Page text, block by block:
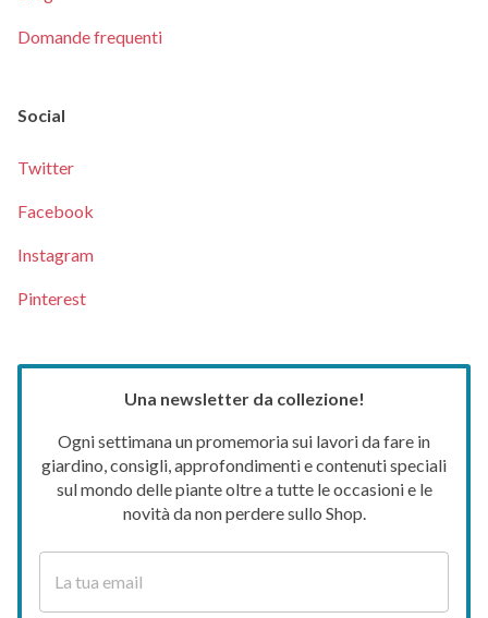
Domande frequenti
Social
Twitter
Facebook
Instagram
Pinterest
Una newsletter da collezione!
Ogni settimana un promemoria sui lavori da fare in
giardino, consigli, approfondimenti e contenuti speciali
sul mondo delle piante oltre a tutte le occasioni e le
novità da non perdere sullo Shop.